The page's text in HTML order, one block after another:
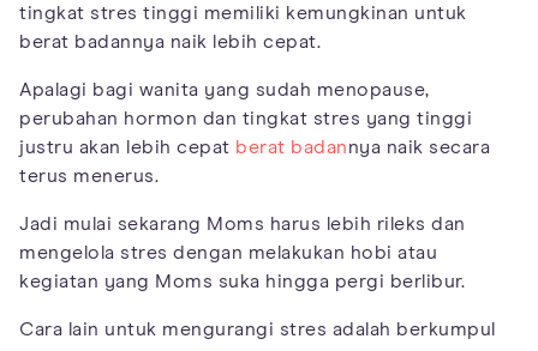
tingkat stres tinggi memiliki kemungkinan untuk
berat badannya naik lebih cepat.
Apalagi bagi wanita yang sudah menopause,
perubahan hormon dan tingkat stres yang tinggi
justru akan lebih cepat berat badannya naik secara
terus menerus.
Jadi mulai sekarang Moms harus lebih rileks dan
mengelola stres dengan melakukan hobi atau
kegiatan yang Moms suka hingga pergi berlibur.
Cara lain untuk mengurangi stres adalah berkumpul